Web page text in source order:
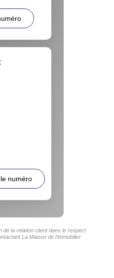
numéro
de la relation client dans le respect
La Maison de l'immobilier